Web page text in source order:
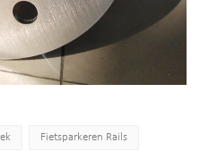
Fietsparkeren Rails